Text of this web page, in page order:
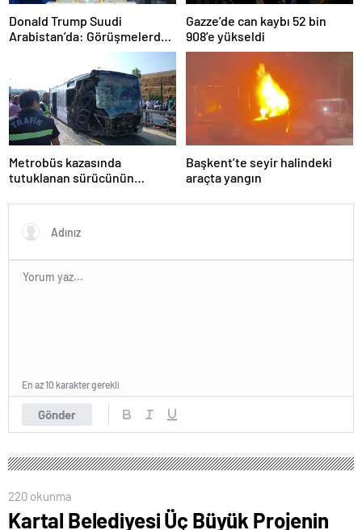
Donald Trump Suudi
Arabistan’da: Görüşmelerde
Gazze’de can kaybı 52 bin
908’e yükseldi
Metrobüs kazasında
tutuklanan sürücünün
Başkent’te seyir halindeki
araçta yangın
Gönder
En az 10 karakter gerekli
220 okunma
Kartal Belediyesi Üç Büyük Projenin